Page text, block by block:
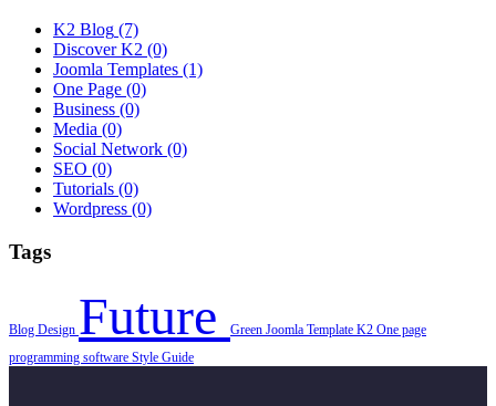
K2 Blog (7)
Discover K2 (0)
Joomla Templates (1)
One Page (0)
Business (0)
Media (0)
Social Network (0)
SEO (0)
Tutorials (0)
Wordpress (0)
Tags
Blog Design Future Green Joomla Template K2 One page
programming software Style Guide